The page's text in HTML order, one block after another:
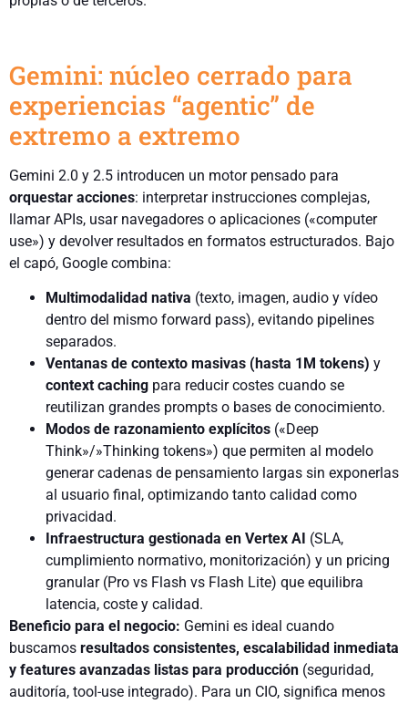
Gemini: núcleo cerrado para
experiencias “agentic” de
extremo a extremo
Gemini 2.0 y 2.5 introducen un motor pensado para
orquestar acciones: interpretar instrucciones complejas,
llamar APIs, usar navegadores o aplicaciones («computer
use») y devolver resultados en formatos estructurados. Bajo
el capó, Google combina:
Multimodalidad nativa (texto, imagen, audio y vídeo
dentro del mismo forward pass), evitando pipelines
separados.
Ventanas de contexto masivas (hasta 1M tokens) y
context caching para reducir costes cuando se
reutilizan grandes prompts o bases de conocimiento.
Modos de razonamiento explícitos («Deep
Think»/»Thinking tokens») que permiten al modelo
generar cadenas de pensamiento largas sin exponerlas
al usuario final, optimizando tanto calidad como
privacidad.
Infraestructura gestionada en Vertex AI (SLA,
cumplimiento normativo, monitorización) y un pricing
granular (Pro vs Flash vs Flash Lite) que equilibra
latencia, coste y calidad.
Beneficio para el negocio: Gemini es ideal cuando
buscamos resultados consistentes, escalabilidad inmediata
y features avanzadas listas para producción (seguridad,
auditoría, tool-use integrado). Para un CIO, significa menos